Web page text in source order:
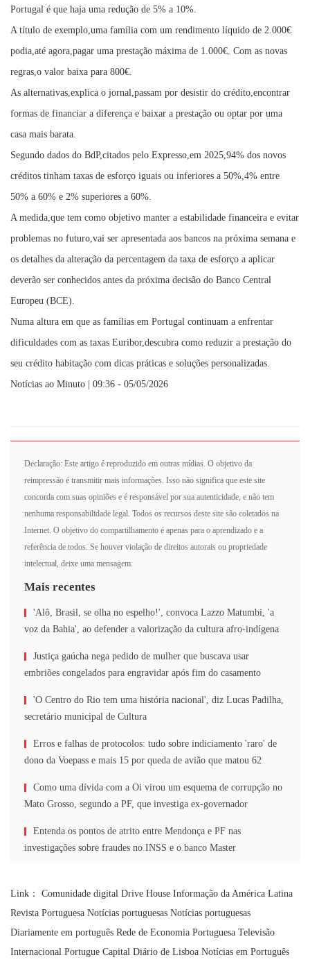
Portugal é que haja uma redução de 5% a 10%.
A título de exemplo,uma família com um rendimento líquido de 2.000€
podia,até agora,pagar uma prestação máxima de 1.000€. Com as novas
regras,o valor baixa para 800€.
As alternativas,explica o jornal,passam por desistir do crédito,encontrar
formas de financiar a diferença e baixar a prestação ou optar por uma
casa mais barata.
Segundo dados do BdP,citados pelo Expresso,em 2025,94% dos novos
créditos tinham taxas de esforço iguais ou inferiores a 50%,4% entre
50% a 60% e 2% superiores a 60%.
A medida,que tem como objetivo manter a estabilidade financeira e evitar
problemas no futuro,vai ser apresentada aos bancos na próxima semana e
os detalhes da alteração da percentagem da taxa de esforço a aplicar
deverão ser conhecidos antes da próxima decisão do Banco Central
Europeu (BCE).
Numa altura em que as famílias em Portugal continuam a enfrentar
dificuldades com as taxas Euribor,descubra como reduzir a prestação do
seu crédito habitação com dicas práticas e soluções personalizadas.
Notícias ao Minuto | 09:36 - 05/05/2026
Declaração: Este artigo é reproduzido em outras mídias. O objetivo da
reimpressão é transmitir mais informações. Isso não significa que este site
concorda com suas opiniões e é responsável por sua autenticidade, e não tem
nenhuma responsabilidade legal. Todos os recursos deste site são coletados na
Internet. O objetivo do compartilhamento é apenas para o aprendizado e a
referência de todos. Se houver violação de direitos autorais ou propriedade
intelectual, deixe uma mensagem.
Mais recentes
'Alô, Brasil, se olha no espelho!', convoca Lazzo Matumbi, 'a
voz da Bahia', ao defender a valorização da cultura afro-indígena
Justiça gaúcha nega pedido de mulher que buscava usar
embriões congelados para engravidar após fim do casamento
'O Centro do Rio tem uma história nacional', diz Lucas Padilha,
secretário municipal de Cultura
Erros e falhas de protocolos: tudo sobre indiciamento 'raro' de
dono da Voepass e mais 15 por queda de avião que matou 62
Como uma dívida com a Oi virou um esquema de corrupção no
Mato Grosso, segundo a PF, que investiga ex-governador
Entenda os pontos de atrito entre Mendonça e PF nas
investigações sobre fraudes no INSS e o banco Master
Link： Comunidade digital Drive House Informação da América Latina
Revista Portuguesa Notícias portuguesas Notícias portuguesas
Diariamente em português Rede de Economia Portuguesa Televisão
Internacional Portugue Capital Diário de Lisboa Notícias em Português